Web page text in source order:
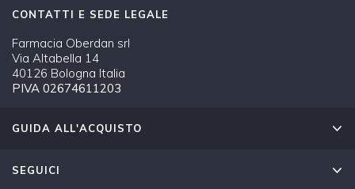
CONTATTI E SEDE LEGALE
Farmacia Oberdan srl
Via Altabella 14
40126 Bologna Italia
PIVA 02674611203
GUIDA ALL'ACQUISTO
SEGUICI